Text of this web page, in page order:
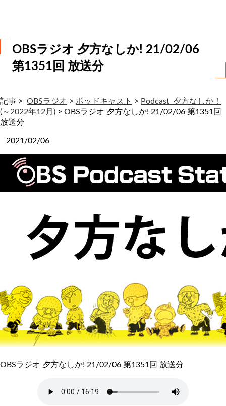
OBSラジオ 夕方なしか! 21/02/06
第1351回 放送分
記事 > OBSラジオ > ポッドキャスト > Podcast_夕方なしか！
(～2022年12月) > OBSラジオ 夕方なしか! 21/02/06 第1351回
放送分
2021/02/06
OBSラジオ 夕方なしか! 21/02/06 第1351回 放送分